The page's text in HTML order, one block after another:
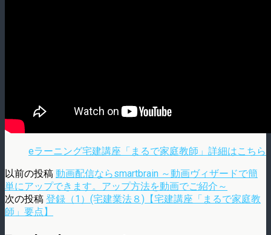
eラーニング宅建講座「まるで家庭教師」詳細はこちら
以前の投稿 動画配信ならsmartbrain ～動画ヴィザードで簡
単にアップできます。アップ方法を動画でご紹介～
次の投稿 登録（1）(宅建業法８)【宅建講座「まるで家庭教
師」要点】